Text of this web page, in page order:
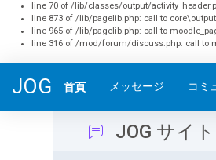
line 70 of /lib/classes/output/
line 873 of /lib/pagelib.php: call to
line 965 of /lib/pagelib.php: call to
line 316 of /mod/forum/discuss.php: call to
JOG 首頁 メッセージ コミ
JOG サイ